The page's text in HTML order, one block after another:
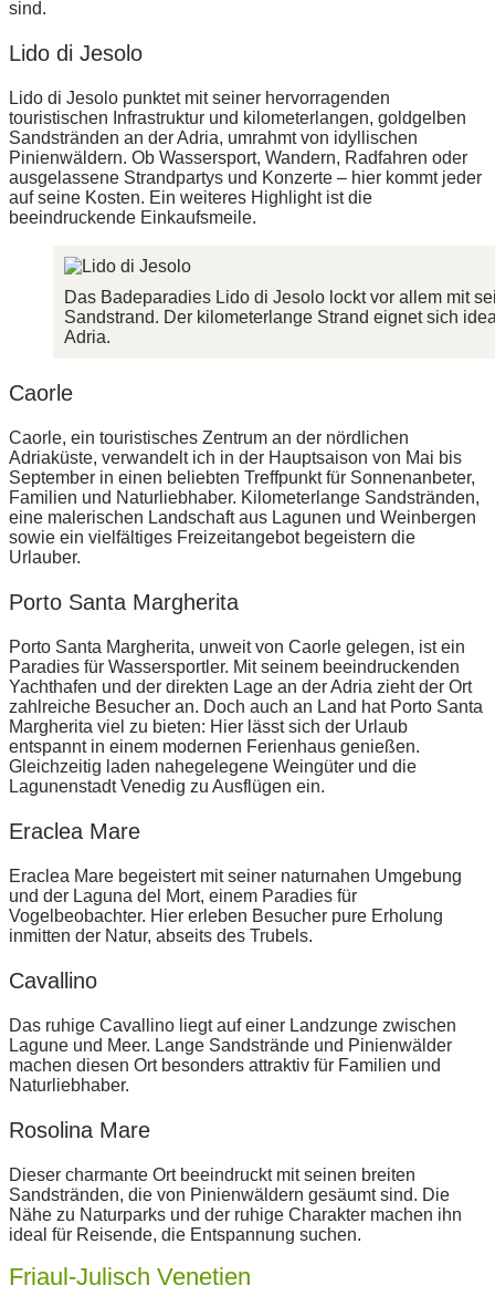
sind.
Lido di Jesolo
Lido di Jesolo punktet mit seiner hervorragenden
touristischen Infrastruktur und kilometerlangen, goldgelben
Sandstränden an der Adria, umrahmt von idyllischen
Pinienwäldern. Ob Wassersport, Wandern, Radfahren oder
ausgelassene Strandpartys und Konzerte – hier kommt jeder
auf seine Kosten. Ein weiteres Highlight ist die
beeindruckende Einkaufsmeile.
Das Badeparadies Lido di Jesolo lockt vor allem mit
Sandstrand. Der kilometerlange Strand eignet sich
Adria.
Caorle
Caorle, ein touristisches Zentrum an der nördlichen
Adriaküste, verwandelt ich in der Hauptsaison von Mai bis
September in einen beliebten Treffpunkt für Sonnenanbeter,
Familien und Naturliebhaber. Kilometerlange Sandstränden,
eine malerischen Landschaft aus Lagunen und Weinbergen
sowie ein vielfältiges Freizeitangebot begeistern die
Urlauber.
Porto Santa Margherita
Porto Santa Margherita, unweit von Caorle gelegen, ist ein
Paradies für Wassersportler. Mit seinem beeindruckenden
Yachthafen und der direkten Lage an der Adria zieht der Ort
zahlreiche Besucher an. Doch auch an Land hat Porto Santa
Margherita viel zu bieten: Hier lässt sich der Urlaub
entspannt in einem modernen Ferienhaus genießen.
Gleichzeitig laden nahegelegene Weingüter und die
Lagunenstadt Venedig zu Ausflügen ein.
Eraclea Mare
Eraclea Mare begeistert mit seiner naturnahen Umgebung
und der Laguna del Mort, einem Paradies für
Vogelbeobachter. Hier erleben Besucher pure Erholung
inmitten der Natur, abseits des Trubels.
Cavallino
Das ruhige Cavallino liegt auf einer Landzunge zwischen
Lagune und Meer. Lange Sandstrände und Pinienwälder
machen diesen Ort besonders attraktiv für Familien und
Naturliebhaber.
Rosolina Mare
Dieser charmante Ort beeindruckt mit seinen breiten
Sandstränden, die von Pinienwäldern gesäumt sind. Die
Nähe zu Naturparks und der ruhige Charakter machen ihn
ideal für Reisende, die Entspannung suchen.
Friaul-Julisch Venetien